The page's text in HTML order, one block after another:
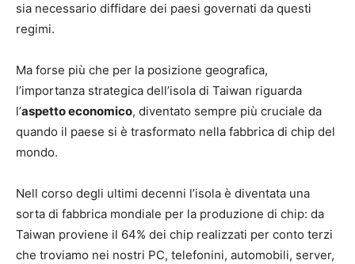
sia necessario diffidare dei paesi governati da questi
regimi.
Ma forse più che per la posizione geografica,
l’importanza strategica dell’isola di Taiwan riguarda
l’aspetto economico, diventato sempre più cruciale da
quando il paese si è trasformato nella fabbrica di chip del
mondo.
Nell corso degli ultimi decenni l’isola è diventata una
sorta di fabbrica mondiale per la produzione di chip: da
Taiwan proviene il 64% dei chip realizzati per conto terzi
che troviamo nei nostri PC, telefonini, automobili, server,